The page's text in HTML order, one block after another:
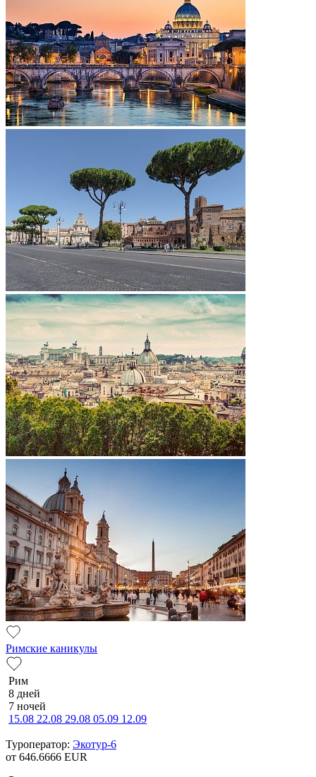
Римские каникулы
Рим
8 дней
7 ночей
15.08 22.08 29.08 05.09 12.09
Туроператор: Экотур-6
от 646.6666 EUR